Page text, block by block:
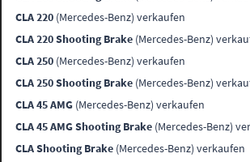
CLA 220 (Mercedes-Benz) verkaufen
CLA 220 Shooting Brake (Mercedes-Benz)
CLA 250 (Mercedes-Benz) verkaufen
CLA 250 Shooting Brake (Mercedes-Benz)
CLA 45 AMG (Mercedes-Benz) verkaufen
CLA 45 AMG Shooting Brake (Mercedes-Benz)
CLA Shooting Brake (Mercedes-Benz) verkaufen